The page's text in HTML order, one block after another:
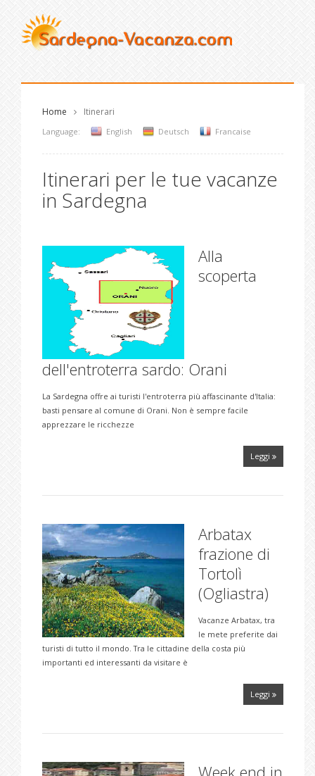
Home Itinerari
Language: English Deutsch Francaise
Itinerari per le tue vacanze
in Sardegna
Alla
scoperta
dell'entroterra sardo: Orani
La Sardegna offre ai turisti l'entroterra più affascinante d'Italia:
basti pensare al comune di Orani. Non è sempre facile
apprezzare le ricchezze
Leggi
Arbatax
frazione di
Tortolì
(Ogliastra)
Vacanze Arbatax, tra
le mete preferite dai
turisti di tutto il mondo. Tra le cittadine della costa più
importanti ed interessanti da visitare è
Leggi
Week end in